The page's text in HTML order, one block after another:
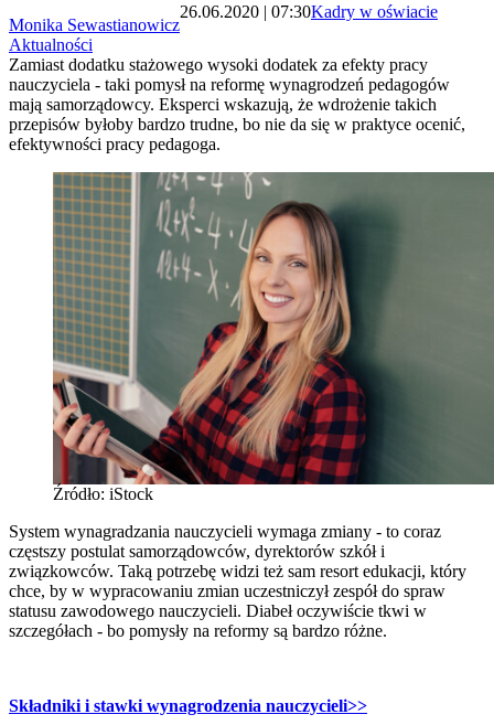
Monika Sewastianowicz
26.06.2020 | 07:30Kadry w oświacie
Aktualności
Zamiast dodatku stażowego wysoki dodatek za efekty pracy
nauczyciela - taki pomysł na reformę wynagrodzeń pedagogów
mają samorządowcy. Eksperci wskazują, że wdrożenie takich
przepisów byłoby bardzo trudne, bo nie da się w praktyce ocenić,
efektywności pracy pedagoga.
Źródło: iStock
System wynagradzania nauczycieli wymaga zmiany - to coraz
częstszy postulat samorządowców, dyrektorów szkół i
związkowców. Taką potrzebę widzi też sam resort edukacji, który
chce, by w wypracowaniu zmian uczestniczył zespół do spraw
statusu zawodowego nauczycieli. Diabeł oczywiście tkwi w
szczegółach - bo pomysły na reformy są bardzo różne.
Składniki i stawki wynagrodzenia nauczycieli>>